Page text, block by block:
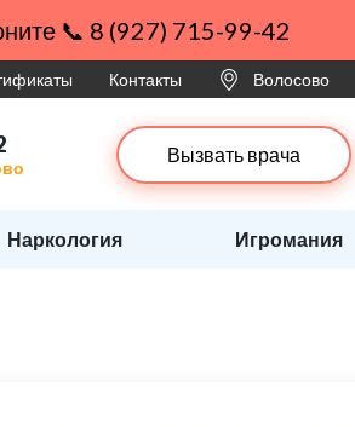
📞 8 (927) 715-99-42
Контакты Волосово
Вызвать врача
Наркология Игромания